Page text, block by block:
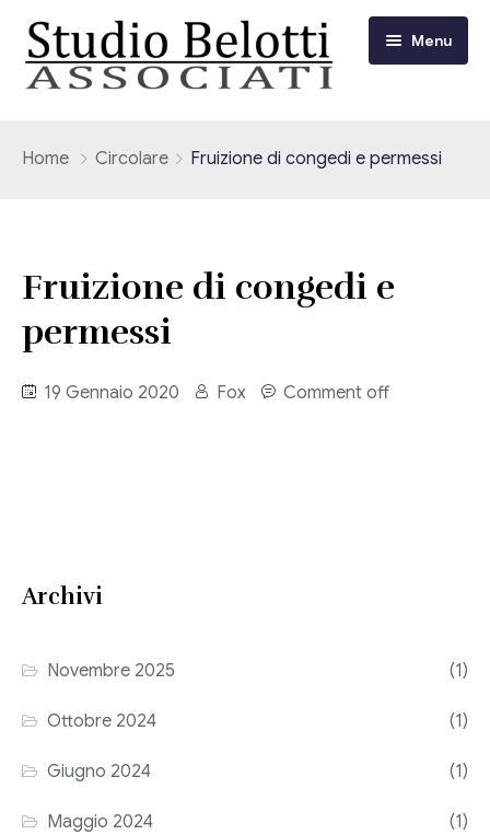
Menu
Circolari
Circolari Flash
Eventi
Corsi FAD
Video/Tv
Press
Contatti
Home Circolare Fruizione di congedi e permessi
Fruizione di congedi e
permessi
19 Gennaio 2020 Fox Comment off
Archivi
Novembre 2025 (1)
Ottobre 2024 (1)
Giugno 2024 (1)
Maggio 2024 (1)